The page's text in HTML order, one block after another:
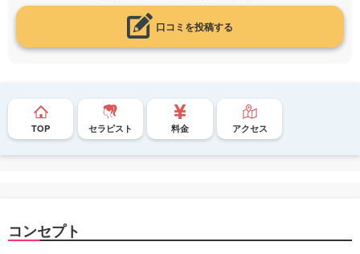
口コミを投稿する
TOP セラピスト 料金 アクセス
コンセプト